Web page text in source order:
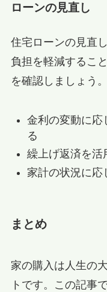
ローンの見直し
住宅ローンの見直
負担を軽減するこ
を確認しましょう。
金利の変動に応
る
繰上げ返済を活
家計の状況に応
まとめ
家の購入は人生の
トです。この記事